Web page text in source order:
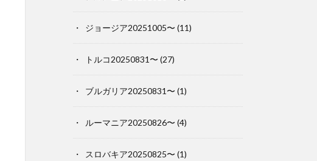
ジョージア20251005〜 (11)
トルコ20250831〜 (27)
ブルガリア20250831〜 (1)
ルーマニア20250826〜 (4)
スロバキア20250825〜 (1)